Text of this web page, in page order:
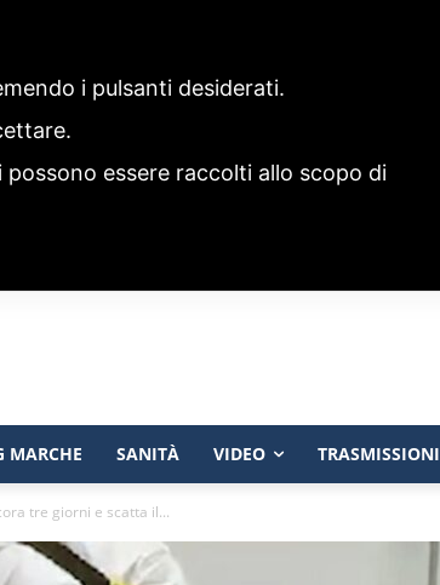
MARCHE SANITÀ VIDEO TRASMISSIONI
tre giorni e scatta il...
i pulsanti desiderati.
essere raccolti allo scopo di